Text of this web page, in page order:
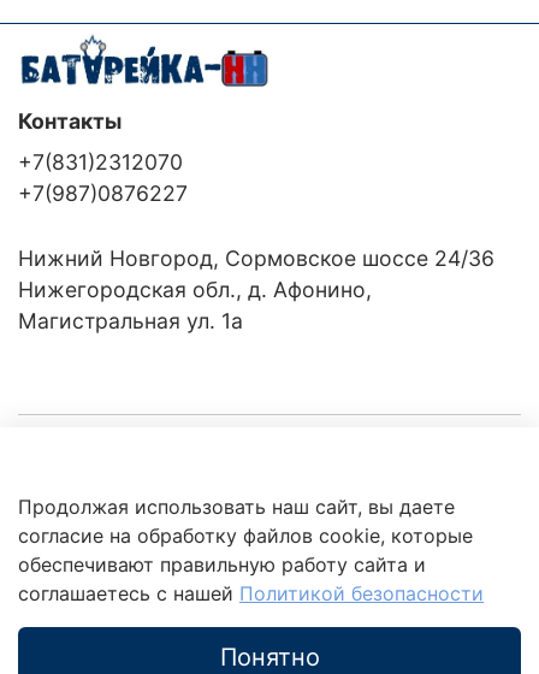
Клиентам
Это интересно
Контакты
+7(831)2312070
+7(987)0876227
Нижний Новгород, Сормовское шоссе 24/36
Нижегородская обл., д. Афонино,
Магистральная ул. 1а
Продолжая использовать наш сайт, вы даете
согласие на обработку файлов cookie, которые
обеспечивают правильную работу сайта и
соглашаетесь с нашей Политикой безопасности
Понятно
обработки